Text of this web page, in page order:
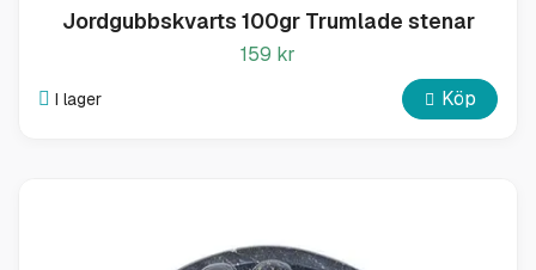
Jordgubbskvarts 100gr Trumlade stenar
159 kr
I lager Köp